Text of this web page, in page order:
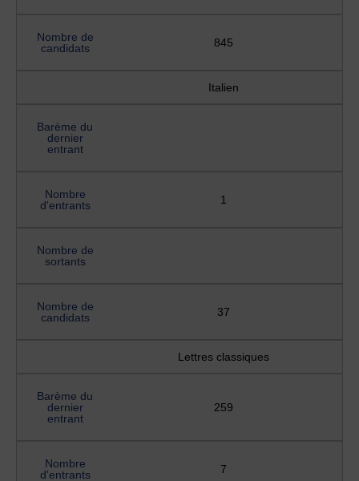
Nombre de
candidats
845
Italien
Barème du
dernier
entrant
Nombre
d'entrants
1
Nombre de
sortants
Nombre de
candidats
37
Lettres classiques
Barème du
dernier
entrant
259
Nombre
d'entrants
7